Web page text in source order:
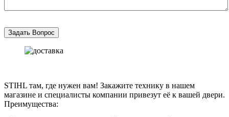
STIHL там, где нужен вам! Закажите технику в нашем
магазине и специалисты компании привезут её к вашей двери.
Преимущества: